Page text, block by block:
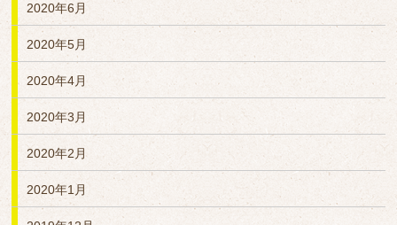
2020年6月
2020年5月
2020年4月
2020年3月
2020年2月
2020年1月